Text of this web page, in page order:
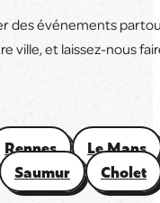
des événements
ville, et laissez-nous
Rennes
Le Mans
Saumur
Cholet